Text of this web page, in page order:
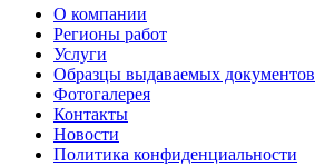
О компании
Регионы работ
Услуги
Образцы выдаваемых документов
Фотогалерея
Контакты
Новости
Политика конфиденциальности